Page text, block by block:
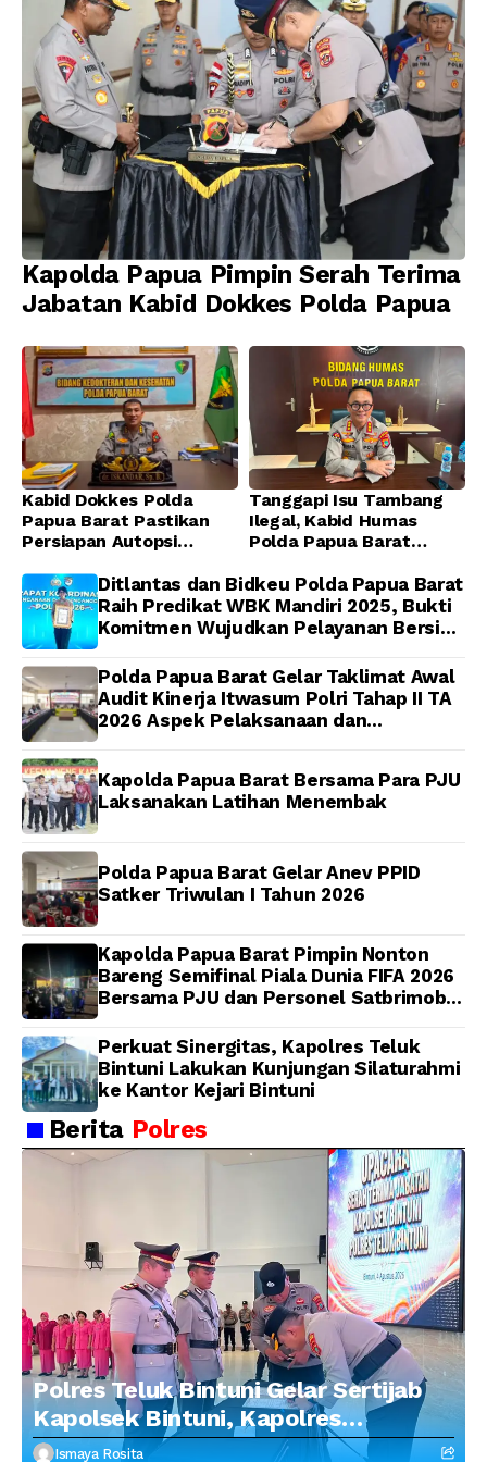
Kapolda Papua Pimpin Serah Terima
Jabatan Kabid Dokkes Polda Papua
Kabid Dokkes Polda
Papua Barat Pastikan
Persiapan Autopsi
Papua Barat Yanto
Idorway Telah Matang,
Pelaksanaan
Dijadwalkan Kamis
Tanggapi Isu Tambang
Ilegal, Kabid Humas
Polda Papua Barat
Toleransi bagi Oknum
Anggota
Ditlantas dan Bidkeu Polda Papua Barat
Raih Predikat WBK Mandiri 2025, Bukti
Komitmen Wujudkan Pelayanan Bersih
Polda Papua Barat Gelar Taklimat Awal
Audit Kinerja Itwasum Polri Tahap II TA
2026 Aspek Pelaksanaan dan
Kapolda Papua Barat Bersama Para PJU
Laksanakan Latihan Menembak
Polda Papua Barat Gelar Anev PPID
Satker Triwulan I Tahun 2026
Kapolda Papua Barat Pimpin Nonton
Bareng Semifinal Piala Dunia FIFA 2026
Bersama PJU dan Personel Satbrimob
Perkuat Sinergitas, Kapolres Teluk
Bintuni Lakukan Kunjungan Silaturahmi
ke Kantor Kejari Bintuni
Berita Polres
Polres Teluk Bintuni Gelar Sertijab
Kapolsek Bintuni, Kapolres
Tekankan Profesionalisme dan
Ismaya Rosita